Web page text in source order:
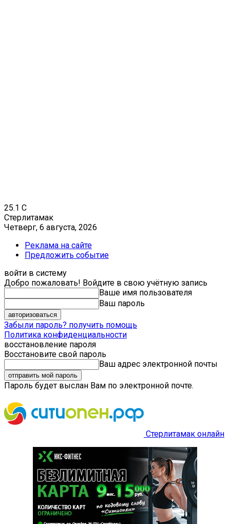
25.1 C
Стерлитамак
Четверг, 6 августа, 2026
Реклама на сайте
Предложить событие
войти в систему
Добро пожаловать! Войдите в свою учётную запись
Ваше имя пользователя
Ваш пароль
Забыли пароль? получить помощь
Политика конфиденциальности
восстановление пароля
Восстановите свой пароль
Ваш адрес электронной почты
Пароль будет выслан Вам по электронной почте.
Стерлитамак онлайн